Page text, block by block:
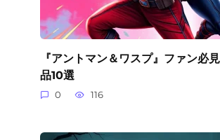
『アントマン＆ワスプ』ファン必
品10選
0 116